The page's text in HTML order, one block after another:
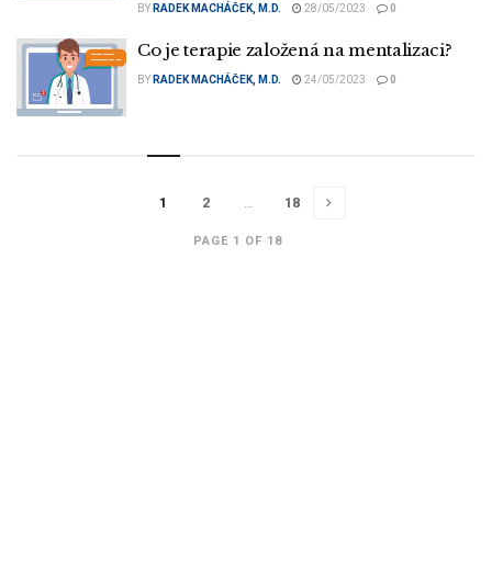
BY RADEK MACHÁČEK, M.D. 28/05/2023 0
Co je terapie založená na mentalizaci?
BY RADEK MACHÁČEK, M.D. 24/05/2023 0
PAGE 1 OF 18
1 2 … 18